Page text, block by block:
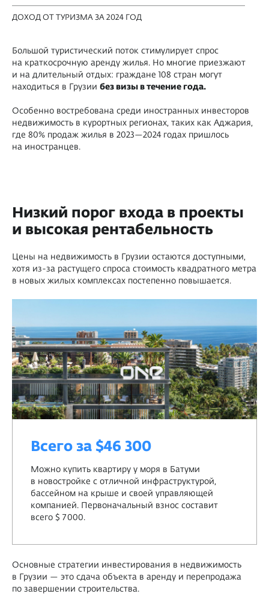
ДОХОД ОТ ТУРИЗМА ЗА 2024 ГОД
Большой туристический поток стимулирует спрос
на краткосрочную аренду жилья. Но многие приезжают
и на длительный отдых: граждане 108 стран могут
находиться в Грузии без визы в течение года.
Особенно востребована среди иностранных инвесторов
недвижимость в курортных регионах, таких как Аджария,
где 80% продаж жилья в 2023—2024 годах пришлось
на иностранцев.
Низкий порог входа в проекты
и высокая рентабельность
Цены на недвижимость в Грузии остаются доступными,
хотя из-за растущего спроса стоимость квадратного метра
в новых жилых комплексах постепенно повышается.
Всего за$46 300
Можно купить квартиру у моря в Батуми
в новостройке с отличной инфраструктурой,
бассейном на крыше и своей управляющей
компанией. Первоначальный взнос составит
всего $ 7 000.
Основные стратегии инвестирования в недвижимость
в Грузии — это сдача объекта в аренду и перепродажа
по завершении строительства.